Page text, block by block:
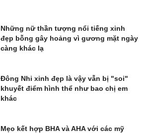
Những nữ thần tượng nổi tiếng xinh
đẹp bỗng gây hoảng vì gương mặt ngày
càng khác lạ
Đông Nhi xinh đẹp là vậy vẫn bị "soi"
khuyết điểm hình thể như bao chị em
khác
Mẹo kết hợp BHA và AHA với các mỹ